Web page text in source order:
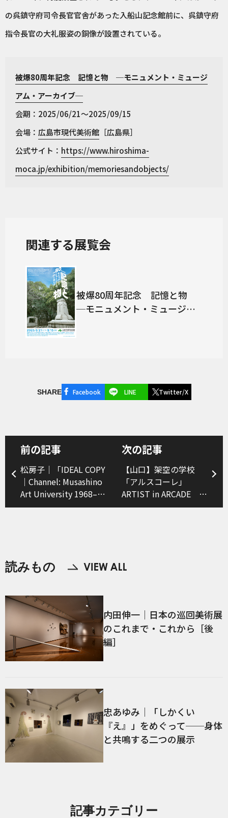
の呉鎮守府司令長官官舎があった入船山記念館前に、呉鎮守府
指令長官の大礼服姿の銅像が設置されている。
被爆80周年記念 記憶と物 ─モニュメント・ミュージ
アム・アーカイブ─
会期：2025/06/21～2025/09/15
会場： 広島市現代美術館 ［広島県］
公式サイト： https://www.hiroshima-
moca.jp/exhibition/memoriesandobjects/
関連する展覧会
被爆80周年記念 記憶と物
─モニュメント・ミュージア
SHARE Facebook LINE Twitter/X
前の記事
松房子｜「IDEAL COPY
｜Channel: Musashino
Art University 1968–
1970」
次の記事
【山口】架空の学校
「アルスコーレ」
ARTIST in ARCADE
vol.3：ひがしちか
読みもの
内田伸一｜日本の巡回美術展
のこれまで・これから［後
編］
忠あゆみ｜「しかくい
『え』」をめぐって──身体
と共鳴する二つの展示
記事カテゴリー